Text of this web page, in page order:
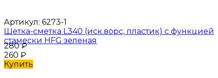
Артикул: 6273-1
Щетка-сметка L340 (иск.ворс, пластик) с функцией
стамески HFG зеленая
280₽
260 ₽
Купить